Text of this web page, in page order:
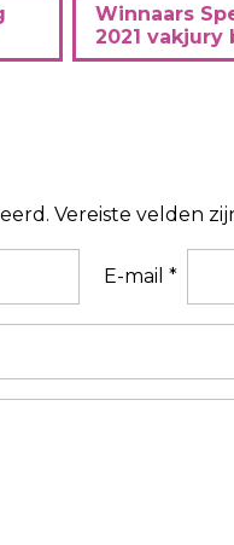
Winnaars
2021 vakjury
Vereiste velden
E-mail *